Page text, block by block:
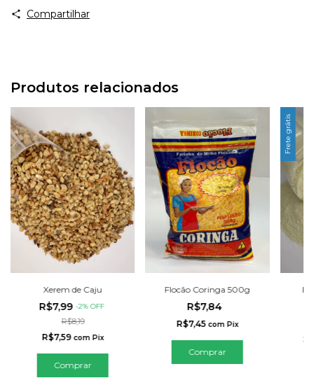
Compartilhar
Produtos relacionados
Xerem de Caju
R$7,99 -2%OFF
R$8,19
R$7,59 com Pix
Comprar
Flocão Coringa 500g
R$7,84
R$7,45 com Pix
Frete grátis
2